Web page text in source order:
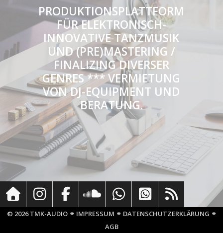
PRODUKTIONSPLATTFORM
FÜR ELEKTRONISCH-
INNOVATIVE TANZMUSIK
UND (PRE)MASTERING /
FINALIZING DIVERSER
GENRES *** VERMIETUNG
VON DJ-EQUIPMENT UND
BERATUNG.
© 2026 TMK-AUDIO ⚭ IMPRESSUM ⚭ DATENSCHUTZERKLÄRUNG ⚭
AGB